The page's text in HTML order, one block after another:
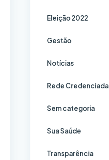
Eleição 2022
Gestão
Notícias
Rede Credenciada
Sem categoria
Sua Saúde
Transparência